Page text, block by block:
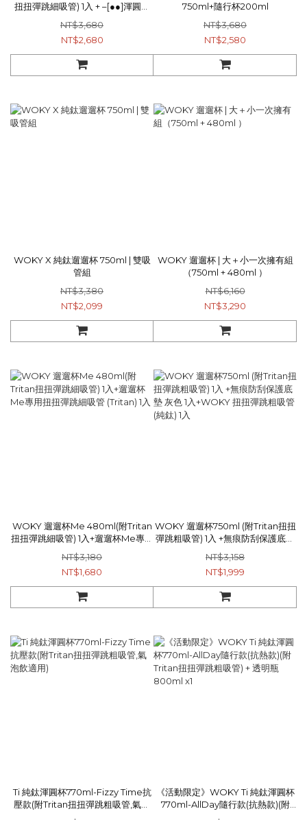
扭扭彈跳細吸管) 1入 + –[●●]渾圓杯
770ml 2.0升級版(附Tritan粗吸管
+矽膠粗吸管) 1入
NT$3,680
NT$2,680
750ml+隨行杯200ml
NT$3,680
NT$2,580
WOKY X 純鈦遛遛杯 750ml | 雙吸
管組
NT$3,380
NT$2,099
WOKY 遛遛杯 | 大＋小一次擁有組
（750ml + 480ml ）
NT$6,160
NT$3,290
WOKY 遛遛杯Me 480ml(附Tritan
扭扭彈跳細吸管) 1入+遛遛杯Me專用
扭扭彈跳細吸管 (Tritan) 1入
NT$3,180
NT$1,680
WOKY 遛遛杯750ml (附Tritan扭扭
彈跳粗吸管) 1入 +無痕防刮保護底墊
灰色 1入+WOKY 扭扭彈跳粗吸管(純
鈦) 1入
NT$3,158
NT$1,999
Ti 純鈦渾圓杯770ml-Fizzy Time抗
壓款(附Tritan扭扭彈跳粗吸管,氣泡
飲適用)
《活動限定》WOKY Ti 純鈦渾圓杯
770ml-AllDay隨行款(抗熱款)(附
Tritan扭扭彈跳粗吸管) + 透明瓶